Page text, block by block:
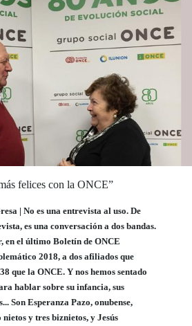
felices con la ONCE”
| No es una entrevista al uso. De
es una conversación a dos bandas.
en el último Boletín de ONCE
2018, a dos afiliados que
que la ONCE. Y nos hemos sentado
hablar sobre su infancia, sus
Son Esperanza Pazo, onubense,
y tres biznietos, y Jesús